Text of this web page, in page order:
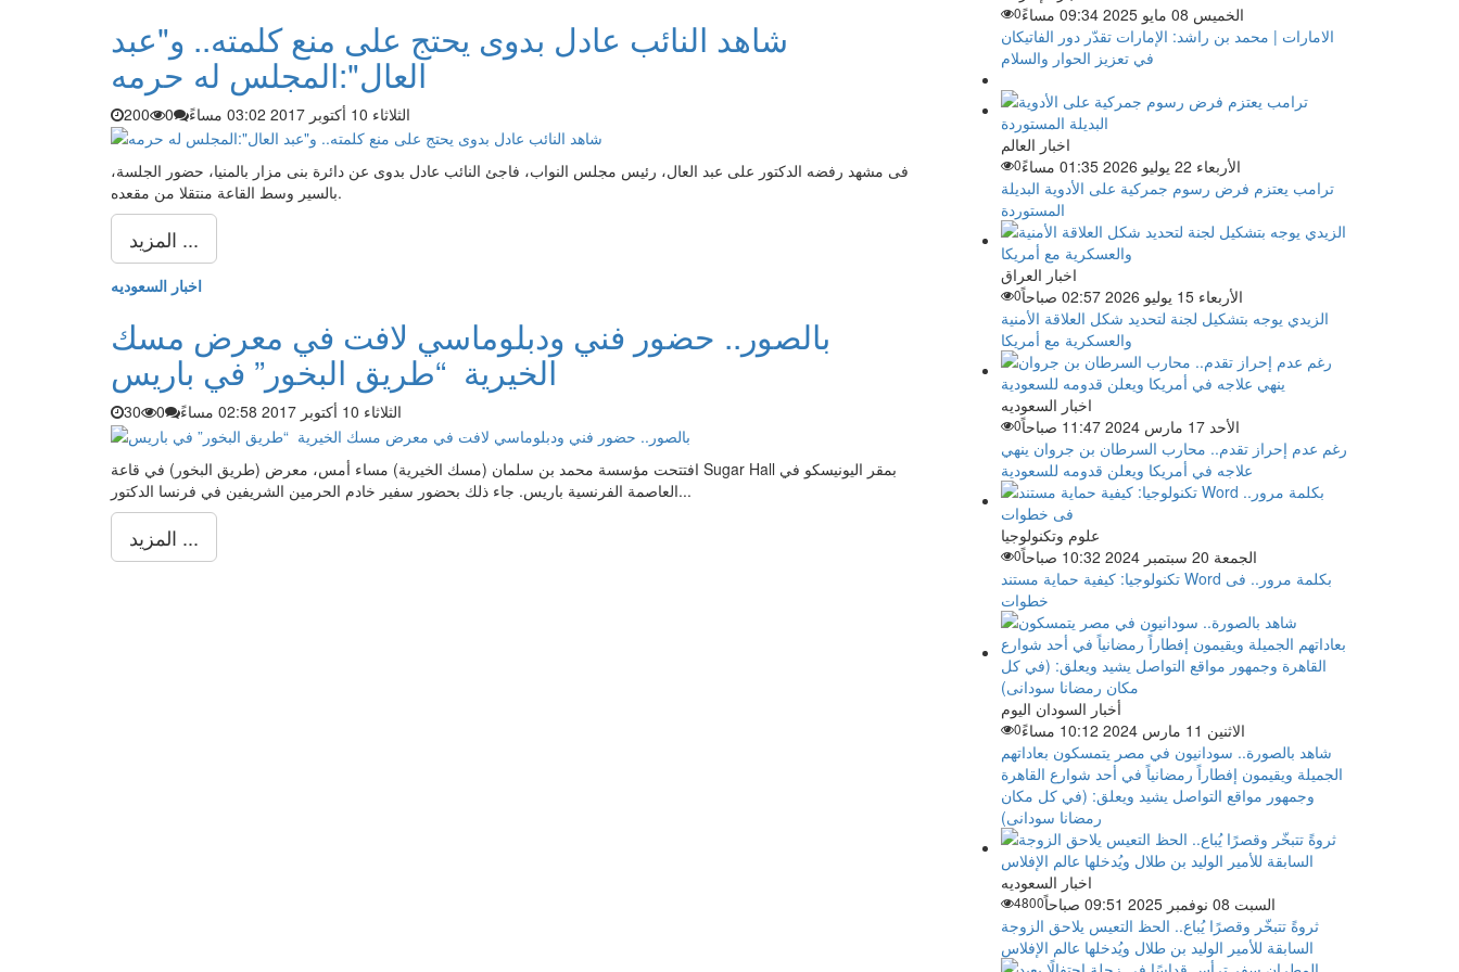
شاهد النائب عادل بدوى يحتج على منع كلمته.. و"عبد
العال":المجلس له حرمه
الثلاثاء 10 أكتوبر 2017 03:02 مساءً 0
200
فى مشهد رفضه الدكتور على عبد العال، رئيس مجلس النواب، فاجئ النائب عادل بدوى عن دائرة بنى مزار بالمنيا، حضور الجلسة،
بالسير وسط القاعة منتقلا من مقعده.
المزيد ...
اخبار السعوديه
بالصور.. حضور فني ودبلوماسي لافت في معرض مسك
الخيرية “طريق البخور” في باريس
الثلاثاء 10 أكتوبر 2017 02:58 مساءً 0
30
افتتحت مؤسسة محمد بن سلمان (مسك الخيرية) مساء أمس، معرض (طريق البخور) في قاعة Sugar Hall بمقر اليونيسكو في
العاصمة الفرنسية باريس. جاء ذلك بحضور سفير خادم الحرمين الشريفين في فرنسا الدكتور...
المزيد ...
الخميس 08 مايو 2025 09:34 مساءً
0
الامارات | محمد بن راشد: الإمارات تقدّر دور الفاتيكان
في تعزيز الحوار والسلام
اخبار العالم
الأربعاء 22 يوليو 2026 01:35 مساءً
0
ترامب يعتزم فرض رسوم جمركية على الأدوية البديلة
المستوردة
اخبار العراق
الأربعاء 15 يوليو 2026 02:57 صباحاً
0
الزيدي يوجه بتشكيل لجنة لتحديد شكل العلاقة الأمنية
والعسكرية مع أمريكا
اخبار السعوديه
الأحد 17 مارس 2024 11:47 صباحاً
0
رغم عدم إحراز تقدم.. محارب السرطان بن جروان ينهي
علاجه في أمريكا ويعلن قدومه للسعودية
علوم وتكنولوجيا
الجمعة 20 سبتمبر 2024 10:32 صباحاً
0
تكنولوجيا: كيفية حماية مستند Word بكلمة مرور.. فى
خطوات
أخبار السودان اليوم
الاثنين 11 مارس 2024 10:12 مساءً
0
شاهد بالصورة.. سودانيون في مصر يتمسكون بعاداتهم
الجميلة ويقيمون إفطاراً رمضانياً في أحد شوارع القاهرة
وجمهور مواقع التواصل يشيد ويعلق: (في كل مكان
رمضانا سودانى)
اخبار السعوديه
السبت 08 نوفمبر 2025 09:51 صباحاً
4800
ثروةً تتبخّر وقصرًا يُباع.. الحظ التعيس يلاحق الزوجة
السابقة للأمير الوليد بن طلال ويُدخلها عالم الإفلاس